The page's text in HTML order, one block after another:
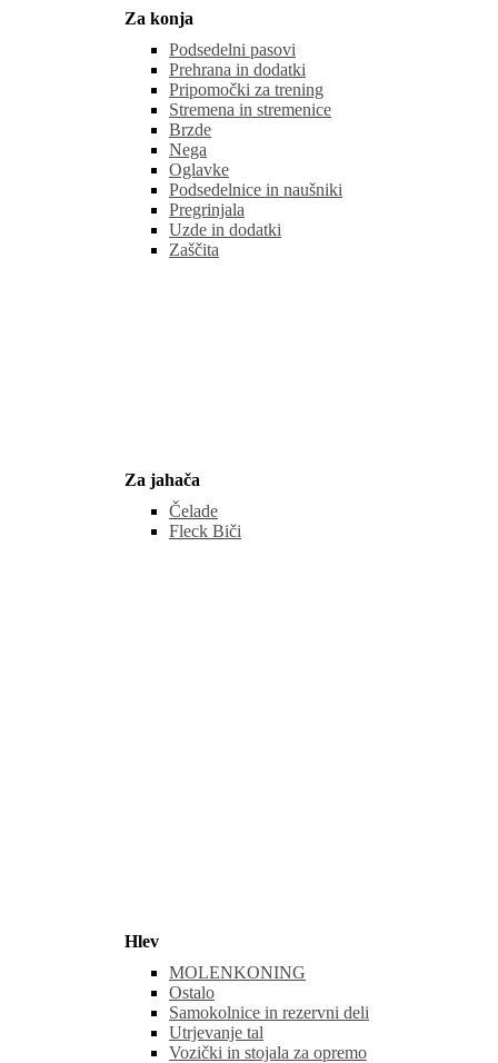
Za konja
Podsedelni pasovi
Prehrana in dodatki
Pripomočki za trening
Stremena in stremenice
Brzde
Nega
Oglavke
Podsedelnice in naušniki
Pregrinjala
Uzde in dodatki
Zaščita
Za jahača
Čelade
Fleck Biči
Hlev
MOLENKONING
Ostalo
Samokolnice in rezervni deli
Utrjevanje tal
Vozički in stojala za opremo